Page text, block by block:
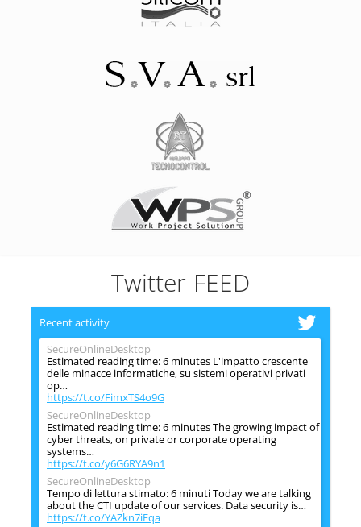
Twitter FEED
Recent activity
SecureOnlineDesktop
Estimated reading time: 6 minutes L'impatto crescente
delle minacce informatiche, su sistemi operativi privati
op…
https://t.co/FimxTS4o9G
SecureOnlineDesktop
Estimated reading time: 6 minutes The growing impact of
cyber threats, on private or corporate operating
systems…
https://t.co/y6G6RYA9n1
SecureOnlineDesktop
Tempo di lettura stimato: 6 minuti Today we are talking
about the CTI update of our services. Data security is…
https://t.co/YAZkn7iFqa